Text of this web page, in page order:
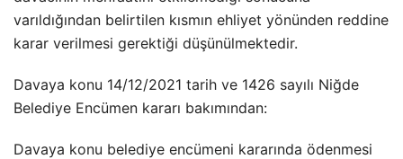
varıldığından belirtilen kısmın ehliyet yönünden reddine
karar verilmesi gerektiği düşünülmektedir.
Davaya konu 14/12/2021 tarih ve 1426 sayılı Niğde
Belediye Encümen kararı bakımından:
Davaya konu belediye encümeni kararında ödenmesi